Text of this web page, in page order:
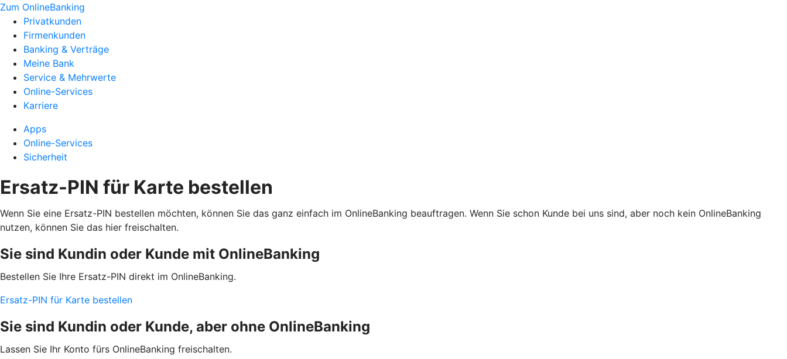
Zum OnlineBanking
Privatkunden
Firmenkunden
Banking & Verträge
Meine Bank
Service & Mehrwerte
Online-Services
Karriere
Apps
Online-Services
Sicherheit
Ersatz-PIN für Karte bestellen
Wenn Sie eine Ersatz-PIN bestellen möchten, können Sie das ganz einfach im OnlineBanking beauftragen. Wenn Sie schon Kunde bei uns sind, aber noch kein OnlineBanking
nutzen, können Sie das hier freischalten.
Sie sind Kundin oder Kunde mit OnlineBanking
Bestellen Sie Ihre Ersatz-PIN direkt im OnlineBanking.
Ersatz-PIN für Karte bestellen
Sie sind Kundin oder Kunde, aber ohne OnlineBanking
Lassen Sie Ihr Konto fürs OnlineBanking freischalten.